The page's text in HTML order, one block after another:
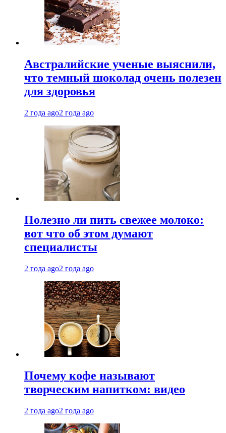
Австралийские ученые выяснили,
что темный шоколад очень полезен
для здоровья
2 года ago2 года ago
Полезно ли пить свежее молоко:
вот что об этом думают
специалисты
2 года ago2 года ago
Почему кофе называют
творческим напитком: видео
2 года ago2 года ago